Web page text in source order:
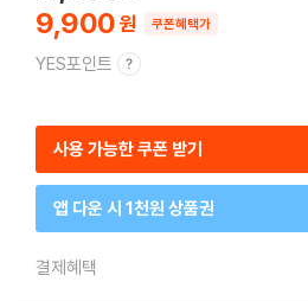
9,900 쿠폰혜택가
YES포인트
사용 가능한 쿠폰 받기
앱 다운 시 1천원 상품권
결제혜택